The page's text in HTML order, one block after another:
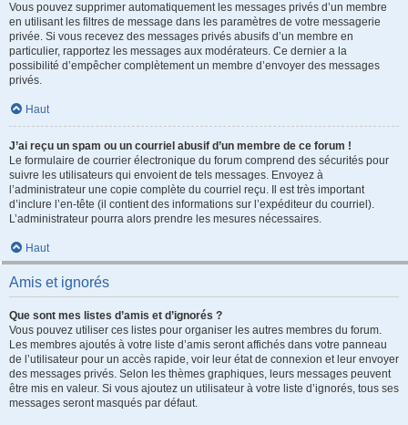
Vous pouvez supprimer automatiquement les messages privés d’un membre
en utilisant les filtres de message dans les paramètres de votre messagerie
privée. Si vous recevez des messages privés abusifs d’un membre en
particulier, rapportez les messages aux modérateurs. Ce dernier a la
possibilité d’empêcher complètement un membre d’envoyer des messages
privés.
Haut
J’ai reçu un spam ou un courriel abusif d’un membre de ce forum !
Le formulaire de courrier électronique du forum comprend des sécurités pour
suivre les utilisateurs qui envoient de tels messages. Envoyez à
l’administrateur une copie complète du courriel reçu. Il est très important
d’inclure l’en-tête (il contient des informations sur l’expéditeur du courriel).
L’administrateur pourra alors prendre les mesures nécessaires.
Haut
Amis et ignorés
Que sont mes listes d’amis et d’ignorés ?
Vous pouvez utiliser ces listes pour organiser les autres membres du forum.
Les membres ajoutés à votre liste d’amis seront affichés dans votre panneau
de l’utilisateur pour un accès rapide, voir leur état de connexion et leur envoyer
des messages privés. Selon les thèmes graphiques, leurs messages peuvent
être mis en valeur. Si vous ajoutez un utilisateur à votre liste d’ignorés, tous ses
messages seront masqués par défaut.